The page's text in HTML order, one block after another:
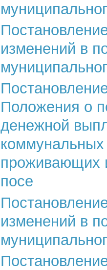
изменений в
Положения о
денежной
коммунальных
проживающих
посе
изменений в